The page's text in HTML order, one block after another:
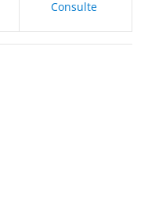
Consulte